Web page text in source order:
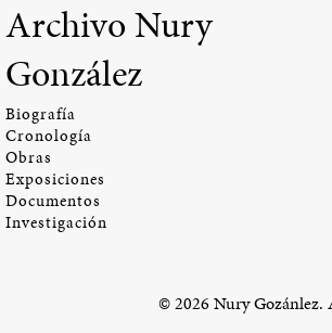
Archivo Nury
González
Biografía
Cronología
Obras
Exposiciones
Documentos
Investigación
© 2026 Nury Gozánlez.